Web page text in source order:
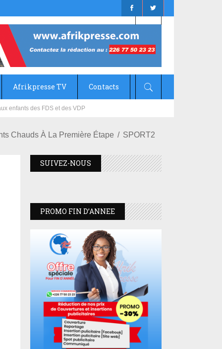
Afrikpresse TV Contacts
Chauds À La Première Étape SPORT2
SUIVEZ-NOUS
PROMO FIN D’ANNEE